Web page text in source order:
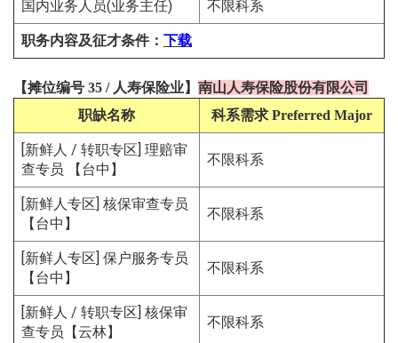
国内业务人员(业务主任) 不限科系
职务内容及征才条件： 下载
【摊位编号 35 / 人寿保险业】 南山人寿保险股份有限公司
职缺名称
科系需求 Preferred Major
[新鲜人 / 转职专区] 理赔审
查专员 【台中】
不限科系
[新鲜人专区] 核保审查专员
【台中】
不限科系
[新鲜人专区] 保户服务专员
【台中】
不限科系
[新鲜人 / 转职专区] 核保审
查专员【云林】
不限科系